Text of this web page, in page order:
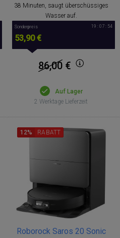
38 Minuten, saugt überschüssiges
Wasser auf.
Sonderpreis
53,90 €
19 : 07 : 53
86,00€
Auf Lager
2 Werktage Lieferzeit
Roborock Saros 20 Sonic
12% RABATT